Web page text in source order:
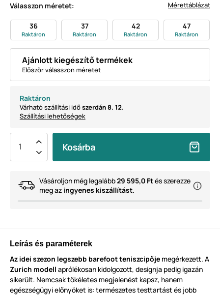
Mérettáblázat
Válasszon méretet:
36
Raktáron
37
Raktáron
42
Raktáron
47
Raktáron
Ajánlott kiegészítő termékek
Először válasszon méretet
Raktáron
Várható szállítási időszerdán 8. 12.
Szállítási lehetőségek
Kosárba
Vásároljon még legalább29 595,0 Ftés szerezze
meg az ingyenes kiszállítást.
Leírás és paraméterek
Az idei szezon legszebb barefoot teniszcipője megérkezett. A
Zurich modell aprólékosan kidolgozott, designja pedig igazán
sikerült. Nemcsak tökéletes megjelenést kapsz, hanem
egészségügyi előnyöket is: természetes testtartást és jobb